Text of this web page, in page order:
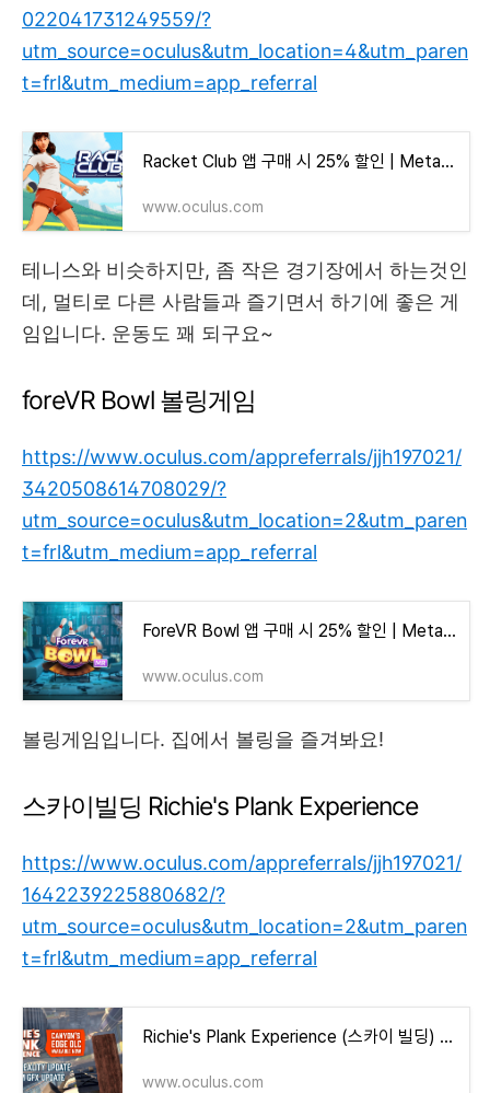
022041731249559/?
utm_source=oculus&utm_location=4&utm_paren
t=frl&utm_medium=app_referral
Racket Club 앱 구매 시 25% 할인 | Meta Quest
www.oculus.com
테니스와 비슷하지만, 좀 작은 경기장에서 하는것인
데, 멀티로 다른 사람들과 즐기면서 하기에 좋은 게
임입니다. 운동도 꽤 되구요~
foreVR Bowl 볼링게임
https://www.oculus.com/appreferrals/jjh197021/
3420508614708029/?
utm_source=oculus&utm_location=2&utm_paren
t=frl&utm_medium=app_referral
ForeVR Bowl 앱 구매 시 25% 할인 | Meta Quest
www.oculus.com
볼링게임입니다. 집에서 볼링을 즐겨봐요!
스카이빌딩 Richie's Plank Experience
https://www.oculus.com/appreferrals/jjh197021/
1642239225880682/?
utm_source=oculus&utm_location=2&utm_paren
t=frl&utm_medium=app_referral
Richie's Plank Experience (스카이 빌딩) 앱 구매 시 25% 할인 | Meta Quest
www.oculus.com